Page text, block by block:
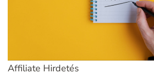
Affiliate Hirdetés